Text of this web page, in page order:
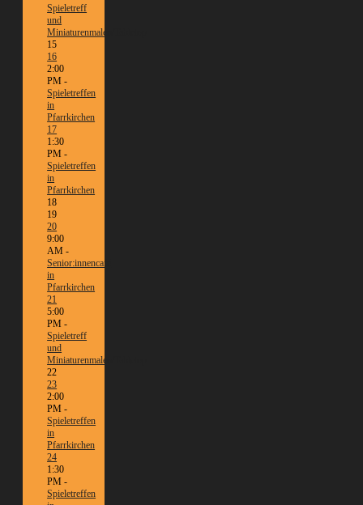
Spieletreff
und
Miniaturenmalen/Tabletop
15
16
2:00
PM -
Spieletreffen
in
Pfarrkirchen
17
1:30
PM -
Spieletreffen
in
Pfarrkirchen
18
19
20
9:00
AM -
Senior:innencafé
in
Pfarrkirchen
21
5:00
PM -
Spieletreff
und
Miniaturenmalen/Tabletop
22
23
2:00
PM -
Spieletreffen
in
Pfarrkirchen
24
1:30
PM -
Spieletreffen